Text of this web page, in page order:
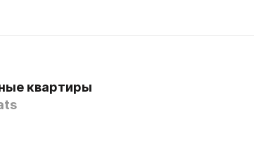
квартиры